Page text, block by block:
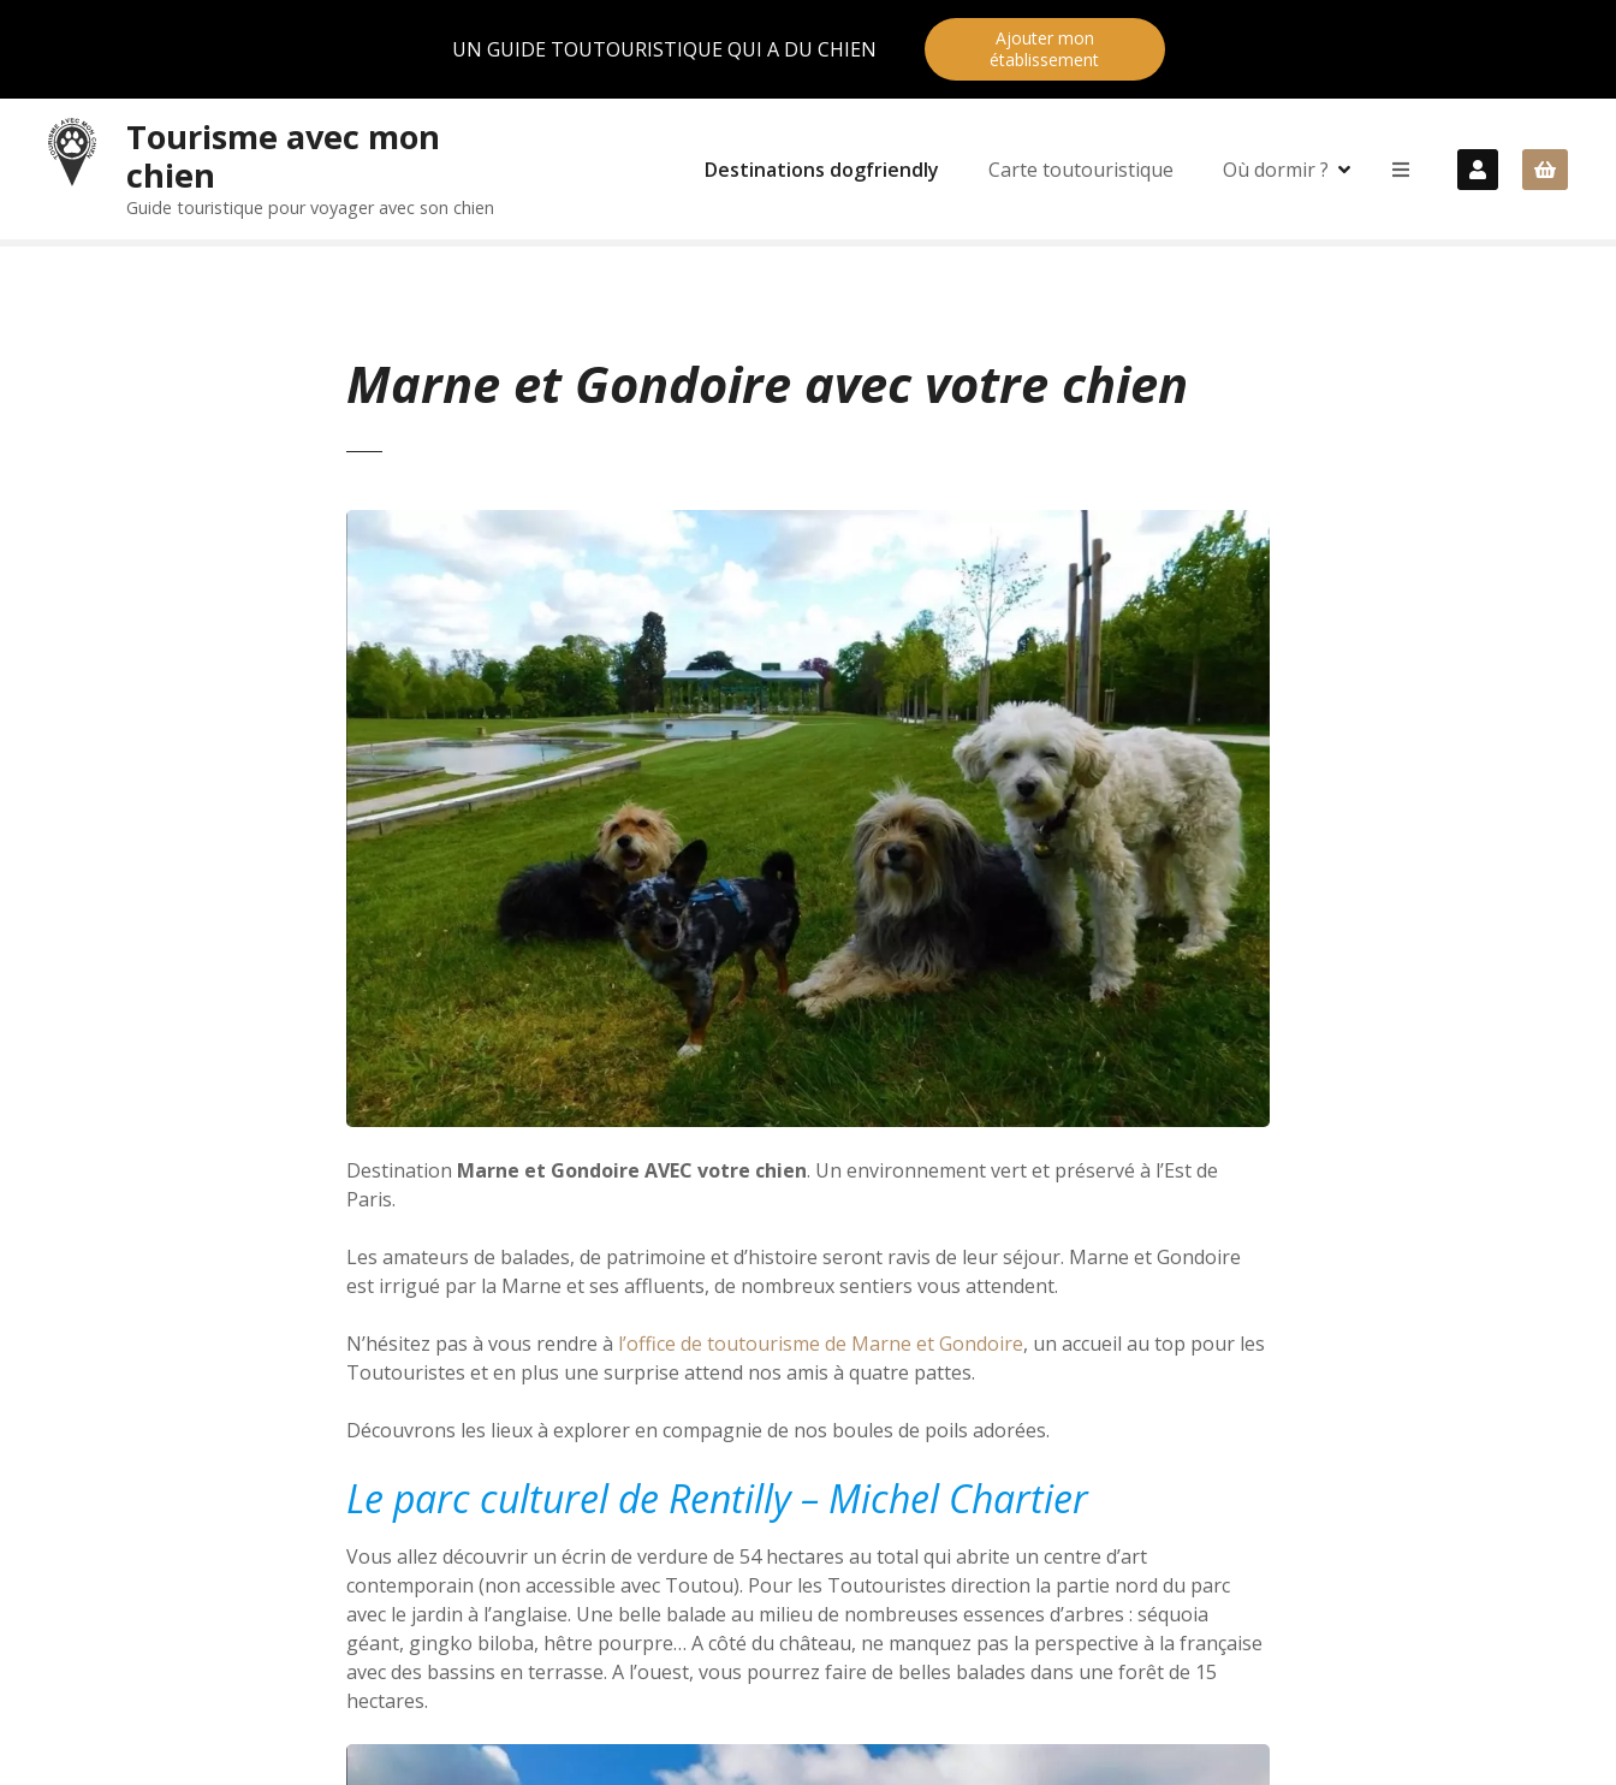
UN GUIDE TOUTOURISTIQUE QUI A DU CHIEN
Ajouter mon
établissement
Tourisme avec mon
chien
Guide touristique pour voyager avec son chien
Destinations dogfriendly Carte toutouristique Où dormir ?
Marne et Gondoire avec votre chien
Destination Marne et Gondoire AVEC votre chien. Un environnement vert et préservé à l’Est de
Paris.
Les amateurs de balades, de patrimoine et d’histoire seront ravis de leur séjour. Marne et Gondoire
est irrigué par la Marne et ses affluents, de nombreux sentiers vous attendent.
N’hésitez pas à vous rendre à l’office de toutourisme de Marne et Gondoire, un accueil au top pour les
Toutouristes et en plus une surprise attend nos amis à quatre pattes.
Découvrons les lieux à explorer en compagnie de nos boules de poils adorées.
Le parc culturel de Rentilly – Michel Chartier
Vous allez découvrir un écrin de verdure de 54 hectares au total qui abrite un centre d’art
contemporain (non accessible avec Toutou). Pour les Toutouristes direction la partie nord du parc
avec le jardin à l’anglaise. Une belle balade au milieu de nombreuses essences d’arbres : séquoia
géant, gingko biloba, hêtre pourpre… A côté du château, ne manquez pas la perspective à la française
avec des bassins en terrasse. A l’ouest, vous pourrez faire de belles balades dans une forêt de 15
hectares.